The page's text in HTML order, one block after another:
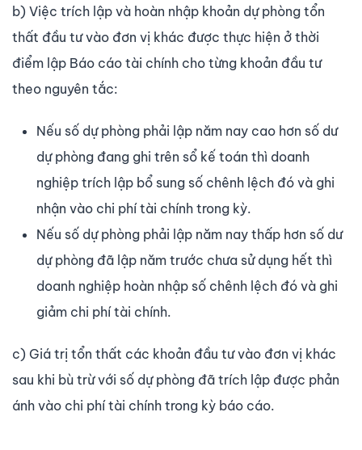
b) Việc trích lập và hoàn nhập khoản dự phòng tổn
thất đầu tư vào đơn vị khác được thực hiện ở thời
điểm lập Báo cáo tài chính cho từng khoản đầu tư
theo nguyên tắc:
Nếu số dự phòng phải lập năm nay cao hơn số dư
dự phòng đang ghi trên sổ kế toán thì doanh
nghiệp trích lập bổ sung số chênh lệch đó và ghi
nhận vào chi phí tài chính trong kỳ.
Nếu số dự phòng phải lập năm nay thấp hơn số dư
dự phòng đã lập năm trước chưa sử dụng hết thì
doanh nghiệp hoàn nhập số chênh lệch đó và ghi
giảm chi phí tài chính.
c) Giá trị tổn thất các khoản đầu tư vào đơn vị khác
sau khi bù trừ với số dự phòng đã trích lập được phản
ánh vào chi phí tài chính trong kỳ báo cáo.